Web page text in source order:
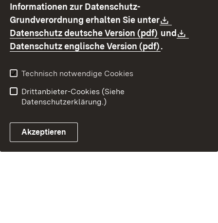
Kontakt
Datenschutz
Erklärung zur
Barrierefreiheit
Impressum
Informationen zur Datenschutz-
Grundverordnung erhalten Sie unter
Datenschutz deutsche Version (pdf) (Öffnet in
und
Datenschutz englische Version (pdf).
Technisch notwendige Cookies
Drittanbieter-Cookies (Siehe
Datenschutzerklärung.)
Akzeptieren